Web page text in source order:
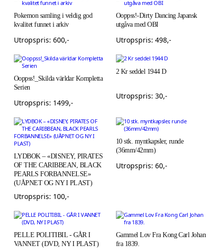
Pokemon samling i veldig god
kvalitet funnet i arkiv
Utropspris: 600,-
Ooppss!-Dirty Dancing Japansk
utgåva med OBI
Utropspris: 498,-
Ooppss!_Skilda världar Kompletta
Serien
Utropspris: 1499,-
2 Kr seddel 1944 D
Utropspris: 30,-
LYDBOK – «DISNEY, PIRATES
OF THE CARIBBEAN, BLACK
PEARLS FORBANNELSE»
(UÅPNET OG NY I PLAST)
Utropspris: 100,-
10 stk. myntkapsler, runde
(36mm/42mm)
Utropspris: 60,-
PELLE POLITIBIL - GÅR I
VANNET (DVD, NY I PLAST)
Gammel Lov Fra Kong Carl Johan
fra 1839.